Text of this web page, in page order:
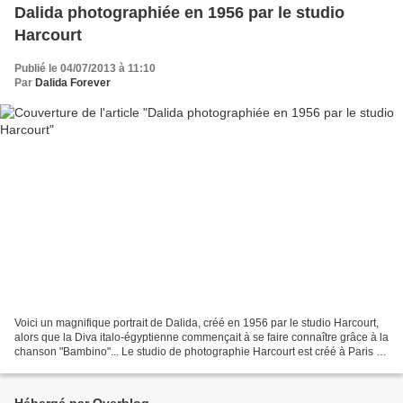
Dalida photographiée en 1956 par le studio
Harcourt
Publié le 04/07/2013 à 11:10
Par Dalida Forever
Voici un magnifique portrait de Dalida, créé en 1956 par le studio Harcourt,
alors que la Diva italo-égyptienne commençait à se faire connaître grâce à la
chanson "Bambino"... Le studio de photographie Harcourt est créé à Paris en